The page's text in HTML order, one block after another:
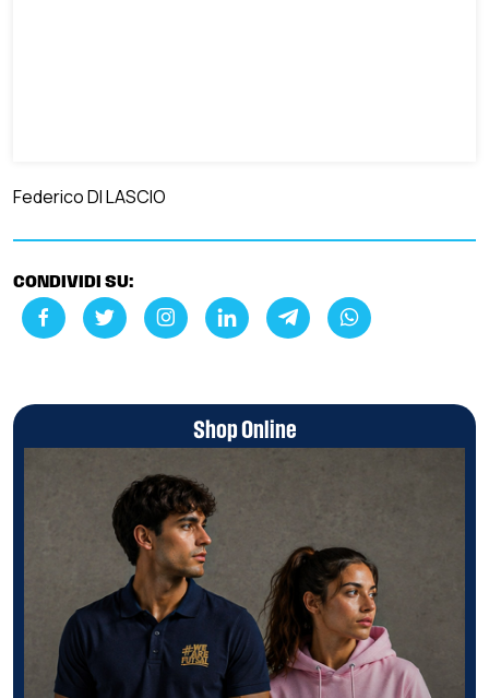
Federico DI LASCIO
CONDIVIDI SU:
Shop Online